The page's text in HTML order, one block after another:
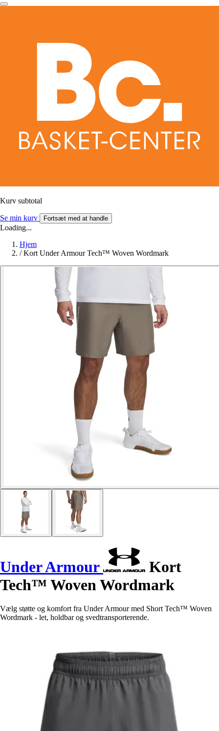
Kurv subtotal
Se min kurv Fortsæt med at handle
Loading...
Hjem
/ Kort Under Armour Tech™ Woven Wordmark
Under Armour
Kort
Tech™ Woven Wordmark
Vælg støtte og komfort fra Under Armour med Short Tech™ Woven
Wordmark - let, holdbar og svedtransporterende.